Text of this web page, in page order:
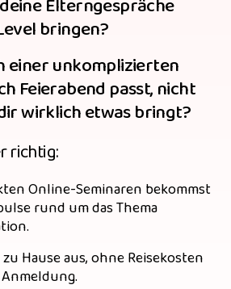
bringen?
einer unkomplizierten
Feierabend passt, nicht
wirklich etwas bringt?
richtig:
Online-Seminaren bekommst
rund um das Thema
Hause aus, ohne Reisekosten